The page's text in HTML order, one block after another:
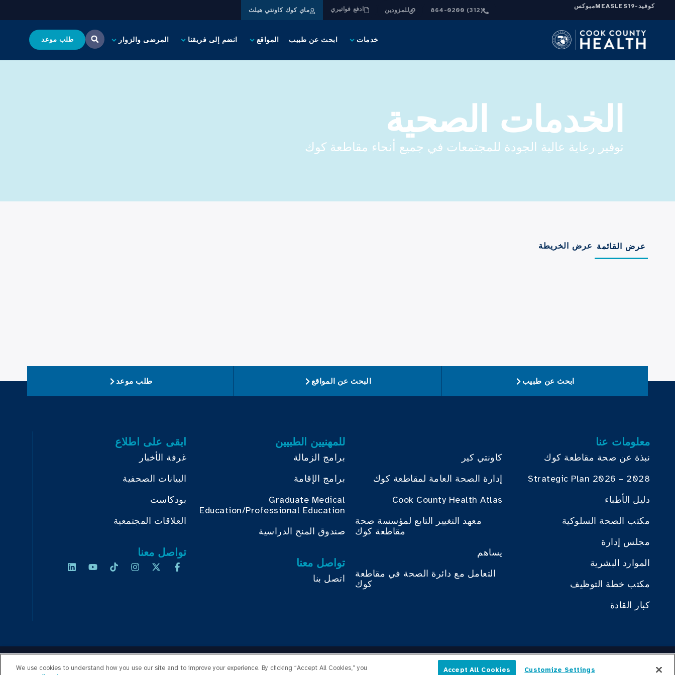
كوفيد-19 MEASLESمبوكس
(312) 864-0200 للمزودين ادفع فواتيري ماي كوك كاونتي هيلث
خدمات ابحث عن طبيب المواقع انضم إلى فريقنا المرضى والزوار طلب موعد
الخدمات الصحية
توفير رعاية عالية الجودة للمجتمعات في جميع أنحاء مقاطعة كوك
عرض القائمة عرض الخريطة
ابحث عن طبيب البحث عن المواقع طلب موعد
معلومات عنا
نبذة عن صحة مقاطعة كوك
Strategic Plan 2026 – 2028
دليل الأطباء
مكتب الصحة السلوكية
مجلس إدارة
الموارد البشرية
مكتب خطة التوظيف
كبار القادة
كاونتي كير
إدارة الصحة العامة لمقاطعة كوك
Cook County Health Atlas
معهد التغيير التابع لمؤسسة صحة
مقاطعة كوك
يساهم
التعامل مع دائرة الصحة في مقاطعة
كوك
للمهنيين الطبيين
برامج الزمالة
برامج الإقامة
Graduate Medical
Education/Professional Education
صندوق المنح الدراسية
تواصل معنا
اتصل بنا
ابقى على اطلاع
غرفة الأخبار
البيانات الصحفية
بودكاست
العلاقات المجتمعية
تواصل معنا
Copyright © 2026 Cook County Health. All Rights Reserved.
تسجيل دخول الموظف سياسة الخصوصية شفافية الأسعار خريطة الموقع العربية
We use cookies to understand how you use our site and to improve your experience. By clicking “Accept All Cookies,” you
Customize Settings
Accept All Cookies